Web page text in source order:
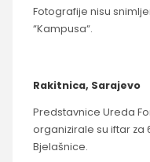
Fotografije nisu
“Kampusa“.
Rakitnica, Sarajevo
Predstavnice Ureda
organizirale su iftar za
Bjelašnice.